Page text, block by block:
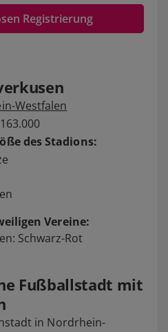
Registrierung
Westfalen
des Stadions:
Vereine:
Schwarz-Rot
Fußballstadt mit
in Nordrhein-